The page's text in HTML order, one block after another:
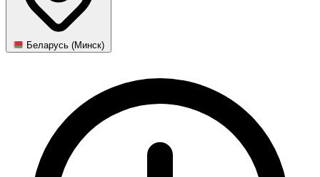
Беларусь (Минск)